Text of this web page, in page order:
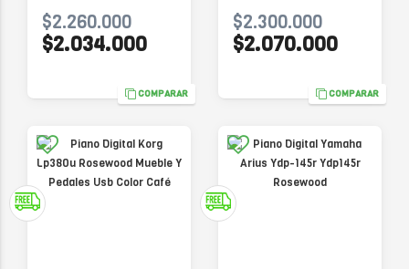
$2.260.000
$2.034.000
COMPARAR
$2.300.000
$2.070.000
COMPARAR